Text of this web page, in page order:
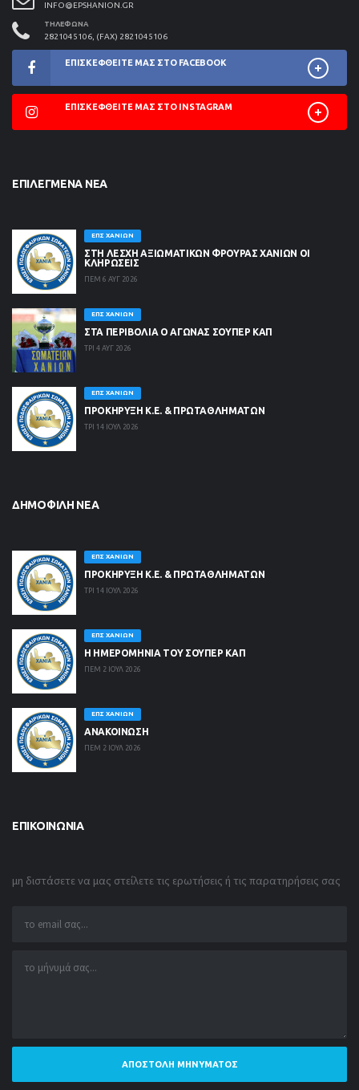
INFO@EPSHANION.GR
ΤΗΛΈΦΩΝΑ
2821045106, (FAX) 2821045106
ΕΠΙΣΚΕΦΘΕΊΤΕ ΜΑΣ ΣΤΟ FACEBOOK
ΕΠΙΣΚΕΦΘΕΊΤΕ ΜΑΣ ΣΤΟ INSTAGRAM
ΕΠΙΛΕΓΜΈΝΑ ΝΈΑ
ΕΠΣ ΧΑΝΊΩΝ
ΣΤΗ ΛΈΣΧΗ ΑΞΙΩΜΑΤΙΚΏΝ ΦΡΟΥΡΆΣ ΧΑΝΊΩΝ ΟΙ
ΚΛΗΡΏΣΕΙΣ
ΠΕΜ 6 ΑΥΓ 2026
ΕΠΣ ΧΑΝΊΩΝ
ΣΤΑ ΠΕΡΙΒΟΛΙΑ Ο ΑΓΩΝΑΣ ΣΟΥΠΕΡ ΚΑΠ
ΤΡΙ 4 ΑΥΓ 2026
ΕΠΣ ΧΑΝΊΩΝ
ΠΡΟΚΗΡΥΞΗ Κ.Ε. & ΠΡΩΤΑΘΛΗΜΑΤΩΝ
ΤΡΙ 14 ΙΟΥΛ 2026
ΔΗΜΟΦΙΛΉ ΝΈΑ
ΕΠΣ ΧΑΝΊΩΝ
ΠΡΟΚΗΡΥΞΗ Κ.Ε. & ΠΡΩΤΑΘΛΗΜΑΤΩΝ
ΤΡΙ 14 ΙΟΥΛ 2026
ΕΠΣ ΧΑΝΊΩΝ
Η ΗΜΕΡΟΜΗΝΙΑ ΤΟΥ ΣΟΥΠΕΡ ΚΑΠ
ΠΕΜ 2 ΙΟΥΛ 2026
ΕΠΣ ΧΑΝΊΩΝ
ΑΝΑΚΟΙΝΩΣΗ
ΠΕΜ 2 ΙΟΥΛ 2026
ΕΠΙΚΟΙΝΩΝΊΑ
μη διστάσετε να μας στείλετε τις ερωτήσεις ή τις παρατηρήσεις σας
ΑΠΟΣΤΟΛΉ ΜΗΝΎΜΑΤΟΣ